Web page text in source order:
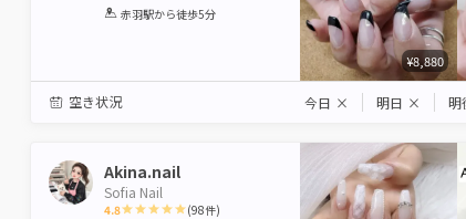
1 2 3 4 5
赤羽駅から徒歩5分
¥8,880
空き状況 今日 × 明日 × 明
Akina.nail
Sofia Nail
4.8 (98件)